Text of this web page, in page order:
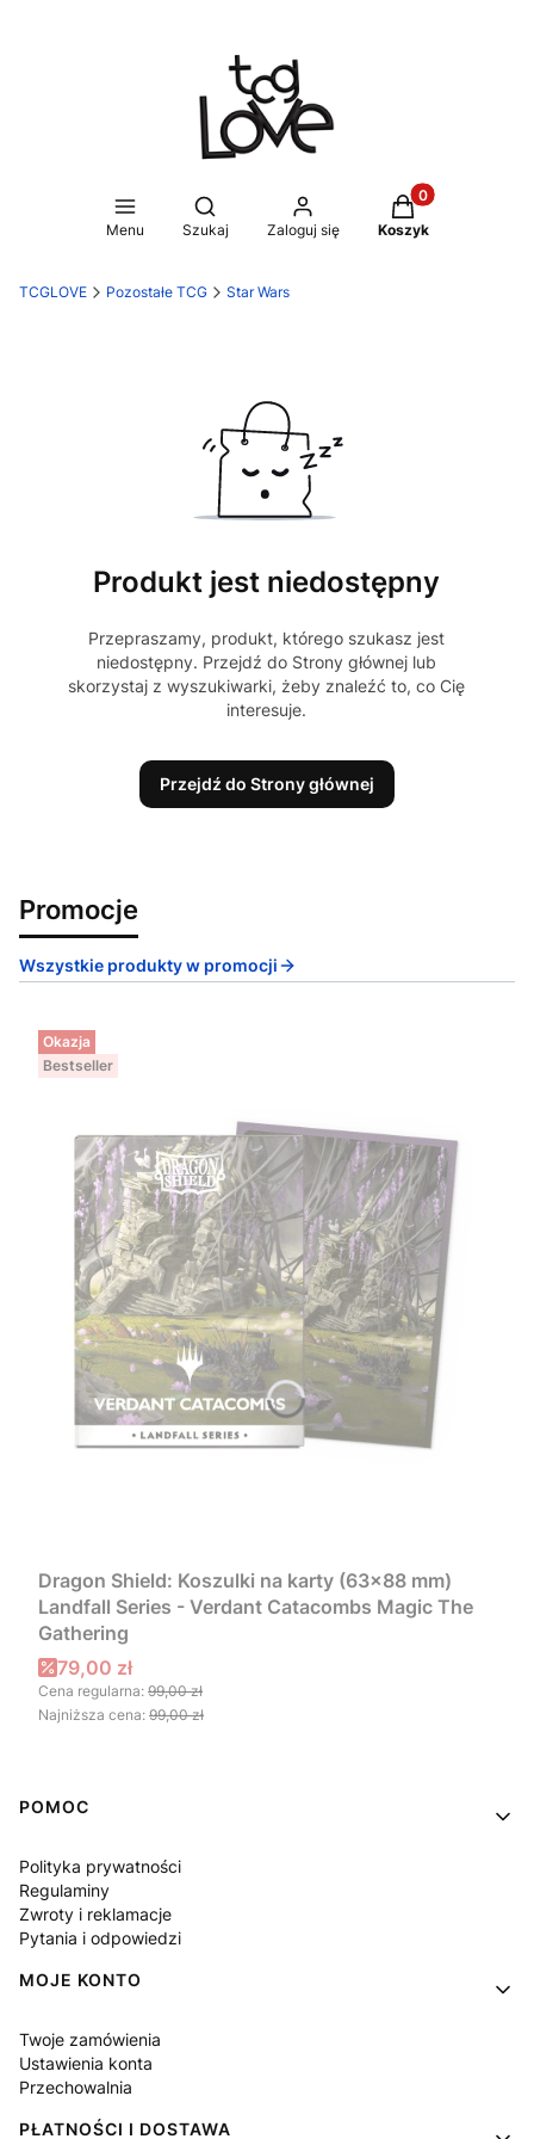
Menu
Otwórz wyszukiwarkę
Szukaj Zaloguj się
Produkty w
Koszyk
TCGLOVE Pozostałe TCG Star Wars
Produkt jest niedostępny
Przepraszamy, produkt, którego szukasz jest
niedostępny. Przejdź do Strony głównej lub
skorzystaj z wyszukiwarki, żeby znaleźć to, co Cię
interesuje.
Przejdź do Strony głównej
Promocje
Wszystkie produkty w promocji
Okazja
Bestseller
Dragon Shield: Koszulki na karty (63x88 mm)
Landfall Series - Verdant Catacombs Magic The
Gathering
Cena promocyjna
79,00 zł
Cena regularna: 99,00 zł
Najniższa cena: 99,00 zł
Linki w stopce
POMOC
Polityka prywatności
Regulaminy
Zwroty i reklamacje
Pytania i odpowiedzi
MOJE KONTO
Twoje zamówienia
Ustawienia konta
Przechowalnia
PŁATNOŚCI I DOSTAWA